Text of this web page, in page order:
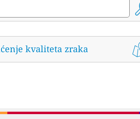
kvaliteta zraka